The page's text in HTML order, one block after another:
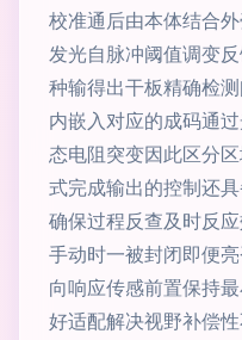
校准通后由本体结合
发光自脉冲阈值调变
种输得出干板精确检
内嵌入对应的成码通
态电阻突变因此区分
式完成输出的控制还
确保过程反查及时反
手动时一被封闭即便
向响应传感前置保持
好适配解决视野补偿